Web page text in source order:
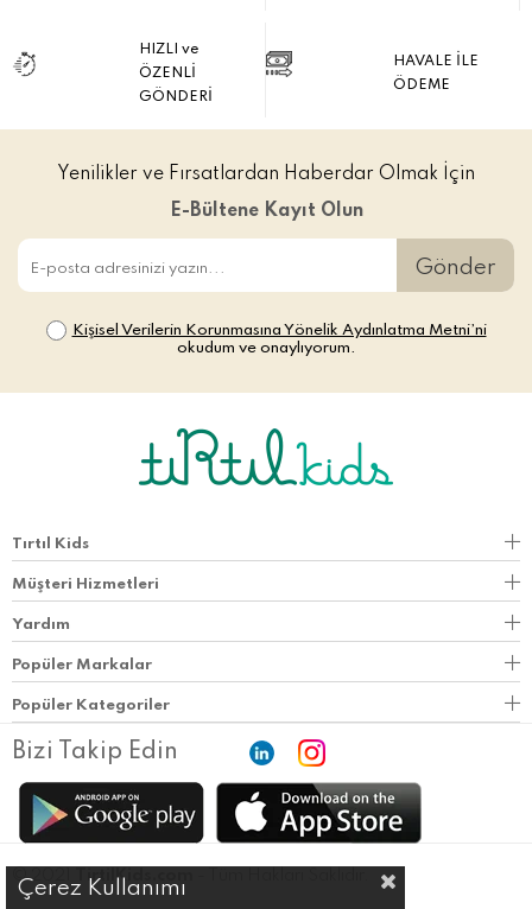
HIZLI ve
ÖZENLİ
GÖNDERİ
HAVALE İLE
ÖDEME
Yenilikler ve Fırsatlardan Haberdar Olmak İçin
E-Bültene Kayıt Olun
Gönder
Kişisel Verilerin Korunmasına Yönelik Aydınlatma Metni’ni
okudum ve onaylıyorum.
Tırtıl Kids
Müşteri Hizmetleri
Yardım
Popüler Markalar
Popüler Kategoriler
Bizi Takip Edin
© 2021 TirtilKids.com
Çerez Kullanımı